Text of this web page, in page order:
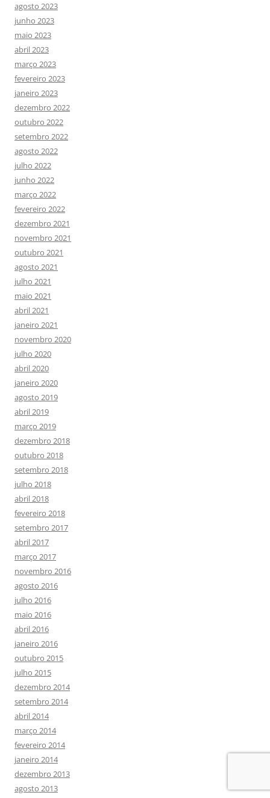
agosto 2023
junho 2023
maio 2023
abril 2023
março 2023
fevereiro 2023
janeiro 2023
dezembro 2022
outubro 2022
setembro 2022
agosto 2022
julho 2022
junho 2022
março 2022
fevereiro 2022
dezembro 2021
novembro 2021
outubro 2021
agosto 2021
julho 2021
maio 2021
abril 2021
janeiro 2021
novembro 2020
julho 2020
abril 2020
janeiro 2020
agosto 2019
abril 2019
março 2019
dezembro 2018
outubro 2018
setembro 2018
julho 2018
abril 2018
fevereiro 2018
setembro 2017
abril 2017
março 2017
novembro 2016
agosto 2016
julho 2016
maio 2016
abril 2016
janeiro 2016
outubro 2015
julho 2015
dezembro 2014
setembro 2014
abril 2014
março 2014
fevereiro 2014
janeiro 2014
dezembro 2013
agosto 2013